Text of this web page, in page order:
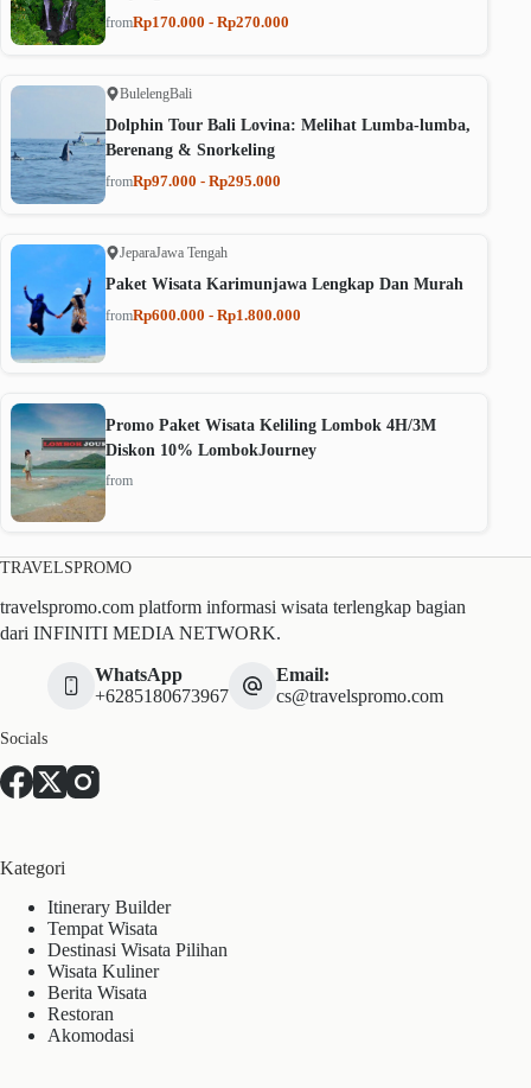
fromRp170.000 - Rp270.000
BulelengBali
Dolphin Tour Bali Lovina: Melihat Lumba-lumba,
Berenang & Snorkeling
fromRp97.000 - Rp295.000
JeparaJawa Tengah
Paket Wisata Karimunjawa Lengkap Dan Murah
fromRp600.000 - Rp1.800.000
Promo Paket Wisata Keliling Lombok 4H/3M
Diskon 10% LombokJourney
from
TRAVELSPROMO
travelspromo.com platform informasi wisata terlengkap bagian
dari INFINITI MEDIA NETWORK.
WhatsApp
+6285180673967
Email:
cs@travelspromo.com
Socials
Kategori
Itinerary Builder
Tempat Wisata
Destinasi Wisata Pilihan
Wisata Kuliner
Berita Wisata
Restoran
Akomodasi